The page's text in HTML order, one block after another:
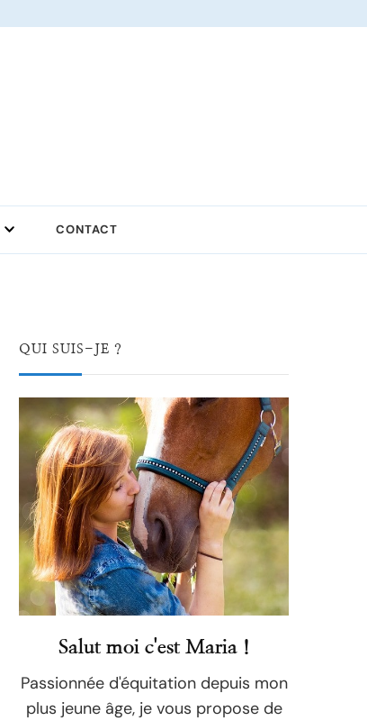
CONTACT
QUI SUIS-JE ?
Salut moi c'est Maria !
Passionnée d'équitation depuis mon
plus jeune âge, je vous propose de